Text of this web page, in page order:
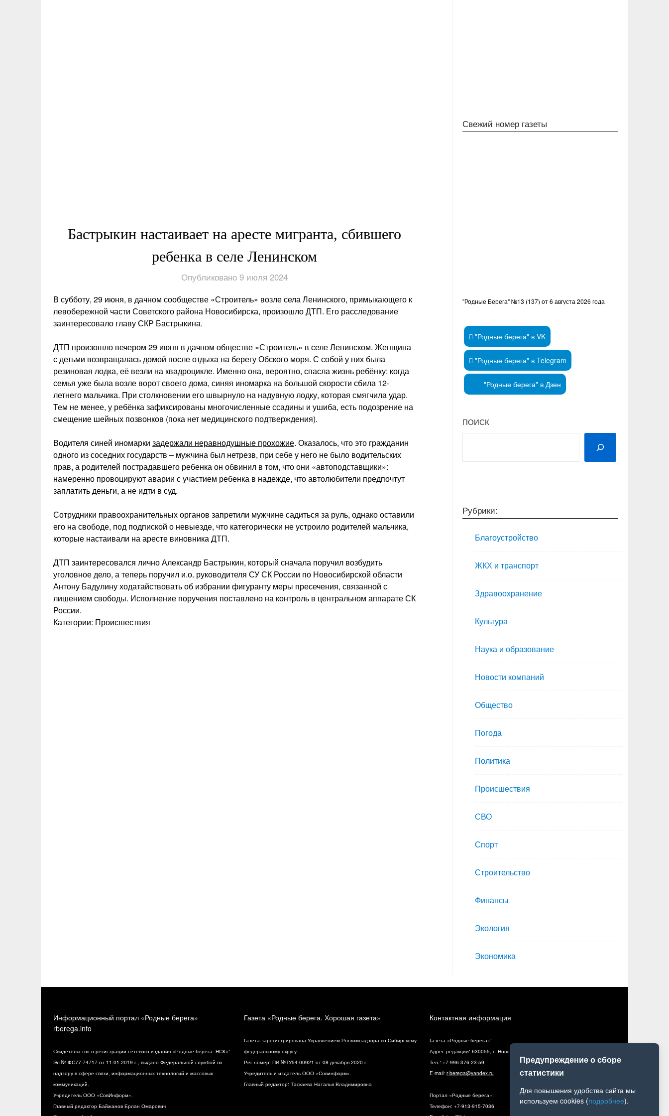
Бастрыкин настаивает на аресте мигранта, сбившего
ребенка в селе Ленинском
Опубликовано 9 июля 2024
В субботу, 29 июня, в дачном сообществе «Строитель» возле села Ленинского, примыкающего к
левобережной части Советского района Новосибирска, произошло ДТП. Его расследование
заинтересовало главу СКР Бастрыкина.
ДТП произошло вечером 29 июня в дачном обществе «Строитель» в селе Ленинском. Женщина
с детьми возвращалась домой после отдыха на берегу Обского моря. С собой у них была
резиновая лодка, её везли на квадроцикле. Именно она, вероятно, спасла жизнь ребёнку: когда
семья уже была возле ворот своего дома, синяя иномарка на большой скорости сбила 12-
летнего мальчика. При столкновении его швырнуло на надувную лодку, которая смягчила удар.
Тем не менее, у ребёнка зафиксированы многочисленные ссадины и ушиба, есть подозрение на
смещение шейных позвонков (пока нет медицинского подтверждения).
Водителя синей иномарки задержали неравнодушные прохожие. Оказалось, что это гражданин
одного из соседних государств ‒ мужчина был нетрезв, при себе у него не было водительских
прав, а родителей пострадавшего ребенка он обвинил в том, что они «автоподставщики»:
намеренно провоцируют аварии с участием ребенка в надежде, что автолюбители предпочтут
заплатить деньги, а не идти в суд.
Сотрудники правоохранительных органов запретили мужчине садиться за руль, однако оставили
его на свободе, под подпиской о невыезде, что категорически не устроило родителей мальчика,
которые настаивали на аресте виновника ДТП.
ДТП заинтересовался лично Александр Бастрыкин, который сначала поручил возбудить
уголовное дело, а теперь поручил и.о. руководителя СУ СК России по Новосибирской области
Антону Бадулину ходатайствовать об избрании фигуранту меры пресечения, связанной с
лишением свободы. Исполнение поручения поставлено на контроль в центральном аппарате СК
России.
Категории: Происшествия
Свежий номер газеты
"Родные Берега" №13 (137) от 6 августа 2026 года
"Родные берега" в VK
"Родные берега" в Telegram
"Родные берега" в Дзен
ПОИСК
Рубрики:
Благоустройство
ЖКХ и транспорт
Здравоохранение
Культура
Наука и образование
Новости компаний
Общество
Погода
Политика
Происшествия
СВО
Спорт
Строительство
Финансы
Экология
Экономика
Информационный портал «Родные берега»
rberega.info
Свидетельство о регистрации сетевого издания «Родные берега. НСК»:
Эл № ФС77-74717 от 11.01.2019 г., выдано Федеральной службой по
надзору в сфере связи, информационных технологий и массовых
коммуникаций.
Учредитель ООО «СовИнформ».
Главный редактор Байжанов Ерлан Омарович
Газета «Родные берега. Хорошая газета»
Газета зарегистрирована Управлением Роскомнадзора по Сибирскому
федеральному округу.
Рег номер: ПИ №ТУ54-00921 от 08 декабря 2020 г.
Учредитель и издатель ООО «Совинформ».
Главный редактор: Таскаева Наталья Владимировна
Контактная информация
Газета «Родные берега»:
Адрес редакции: 630055, г. Новосибирск, ул. Разъездная, 10, оф. 5
Тел.: +7-996-376-23-59
E-mail: r-berega@yandex.ru
Портал «Родные берега»:
Телефон: +7-913-915-7036
Предупреждение о сборе
статистики
Для повышения удобства сайта мы
используем cookies (подробнее).